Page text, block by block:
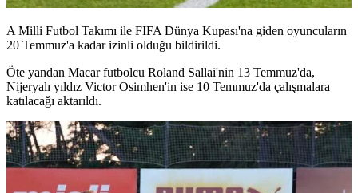
A Milli Futbol Takımı ile FIFA Dünya Kupası'na giden oyuncuların
20 Temmuz'a kadar izinli olduğu bildirildi.
Öte yandan Macar futbolcu Roland Sallai'nin 13 Temmuz'da,
Nijeryalı yıldız Victor Osimhen'in ise 10 Temmuz'da çalışmalara
katılacağı aktarıldı.